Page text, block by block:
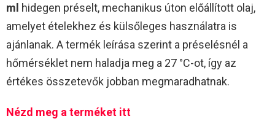
ml hidegen préselt, mechanikus úton előállított olaj,
amelyet ételekhez és külsőleges használatra is
ajánlanak. A termék leírása szerint a préselésnél a
hőmérséklet nem haladja meg a 27 °C-ot, így az
értékes összetevők jobban megmaradhatnak.
Nézd meg a terméket itt